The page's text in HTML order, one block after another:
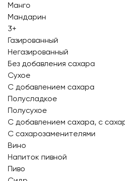
Манго
Мандарин
3+
Газированный
Негазированный
Без добавления сахара
Сухое
С добавлением сахара
Полусладкое
Полусухое
С добавлением сахара, с
С сахарозаменителями
Вино
Напиток пивной
Пиво